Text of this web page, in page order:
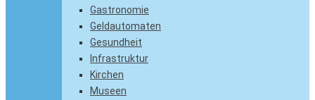
Gastronomie
Geldautomaten
Gesundheit
Infrastruktur
Kirchen
Museen